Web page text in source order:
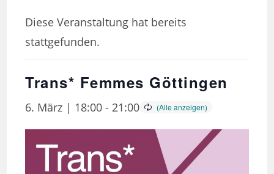
Diese Veranstaltung hat bereits
stattgefunden.
Trans* Femmes Göttingen
6. März | 18:00 - 21:00